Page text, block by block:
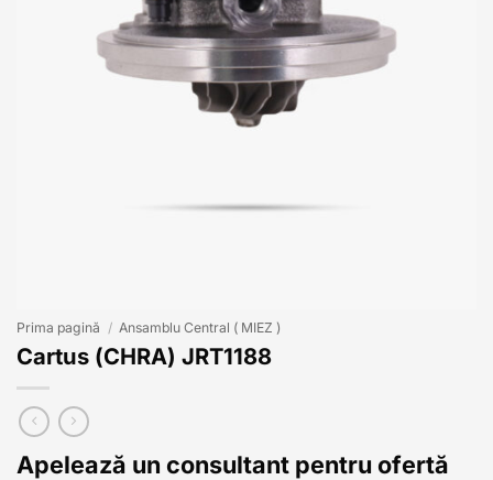
Prima pagină / Ansamblu Central ( MIEZ )
Cartus (CHRA) JRT1188
Apelează un consultant pentru ofertă